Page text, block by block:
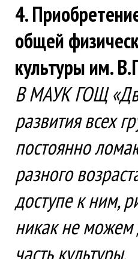
4.
общей
культуры им.
В МАУК ГОЩ
развития всех
постоянно
разного
доступе к ним,
никак не можем
часть культуры.